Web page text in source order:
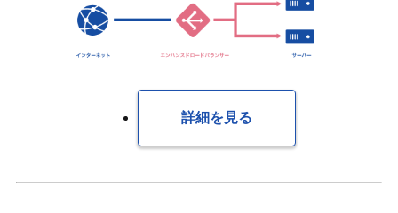
詳細を見る